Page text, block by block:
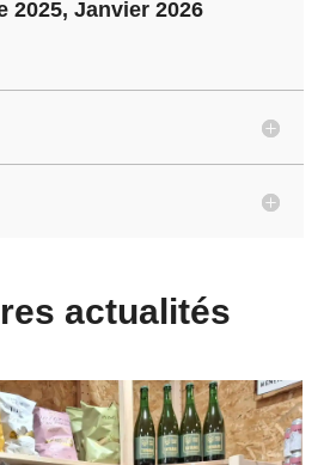
2025, Janvier 2026
actualités